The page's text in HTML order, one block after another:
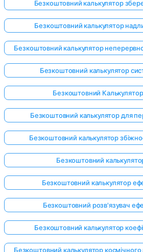
Безкоштовний калькулятор
Безкоштовний калькулятор
Безкоштовний калькулятор
Безкоштовний калькулятор
Безкоштовний Калькулятор
Безкоштовний калькулятор для
Безкоштовний калькулятор
Безкоштовний
Безкоштовний калькулятор
Безкоштовний розв'язувач
Безкоштовний калькулятор
Безкоштовний калькулятор